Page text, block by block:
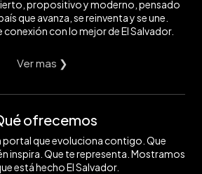
propositivo y moderno, pensado
que avanza, se reinventa y se une.
con lo mejor de El Salvador.
Ver mas ❯
ofrecemos
portal que evoluciona contigo. Que
inspira. Que te representa. Mostramos
está hecho El Salvador.